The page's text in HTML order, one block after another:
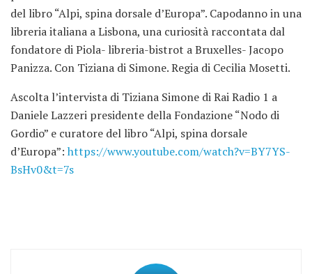
del libro “Alpi, spina dorsale d’Europa”. Capodanno in una
libreria italiana a Lisbona, una curiosità raccontata dal
fondatore di Piola- libreria-bistrot a Bruxelles- Jacopo
Panizza. Con Tiziana di Simone. Regia di Cecilia Mosetti.
Ascolta l’intervista di Tiziana Simone di Rai Radio 1 a
Daniele Lazzeri presidente della Fondazione “Nodo di
Gordio” e curatore del libro “Alpi, spina dorsale
d’Europa”: https://www.youtube.com/watch?v=BY7YS-
BsHv0&t=7s